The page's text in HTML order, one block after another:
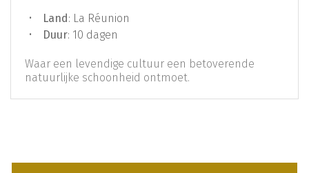
Land: La Réunion
Duur: 10 dagen
Waar een levendige cultuur een betoverende
natuurlijke schoonheid ontmoet.